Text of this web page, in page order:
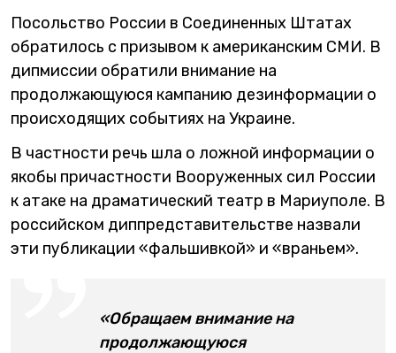
Посольство России в Соединенных Штатах
обратилось с призывом к американским СМИ. В
дипмиссии обратили внимание на
продолжающуюся кампанию дезинформации о
происходящих событиях на Украине.
В частности речь шла о ложной информации о
якобы причастности Вооруженных сил России
к атаке на драматический театр в Мариуполе. В
российском диппредставительстве назвали
эти публикации «фальшивкой» и «враньем».
«Обращаем внимание на
продолжающуюся